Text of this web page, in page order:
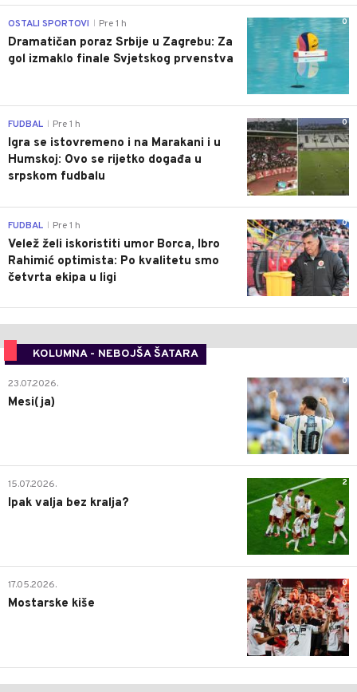
0
OSTALI SPORTOVI Pre 1 h
Dramatičan poraz Srbije u Zagrebu: Za
gol izmaklo finale Svjetskog prvenstva
0
FUDBAL Pre 1 h
Igra se istovremeno i na Marakani i u
Humskoj: Ovo se rijetko događa u
srpskom fudbalu
0
FUDBAL Pre 1 h
Velež želi iskoristiti umor Borca, Ibro
Rahimić optimista: Po kvalitetu smo
četvrta ekipa u ligi
KOLUMNA - NEBOJŠA ŠATARA
0
23.07.2026.
Mesi(ja)
2
15.07.2026.
Ipak valja bez kralja?
0
17.05.2026.
Mostarske kiše